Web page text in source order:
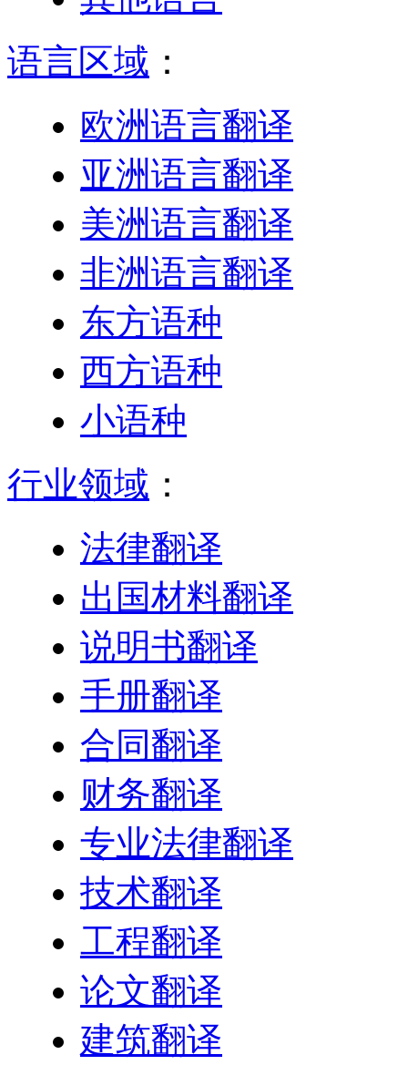
语言区域 ：
欧洲语言翻译
亚洲语言翻译
美洲语言翻译
非洲语言翻译
东方语种
西方语种
小语种
行业领域 ：
法律翻译
出国材料翻译
说明书翻译
手册翻译
合同翻译
财务翻译
专业法律翻译
技术翻译
工程翻译
论文翻译
建筑翻译